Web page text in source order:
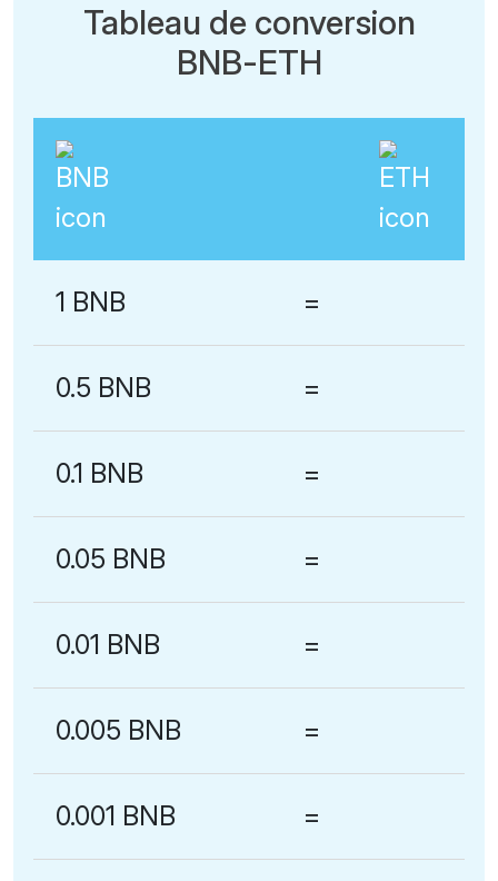
Tableau de conversion
BNB-ETH
1 BNB =
0.5 BNB =
0.1 BNB =
0.05 BNB =
0.01 BNB =
0.005 BNB =
0.001 BNB =